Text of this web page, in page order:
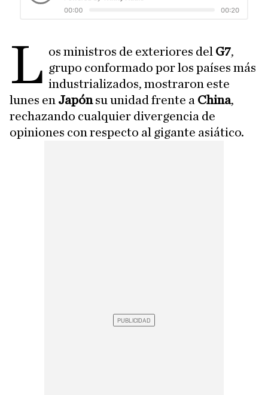
L os ministros de exteriores del G7,
grupo conformado por los países más
industrializados, mostraron este
lunes en Japónsu unidad frente a China,
rechazando cualquier divergencia de
opiniones con respecto al gigante asiático.